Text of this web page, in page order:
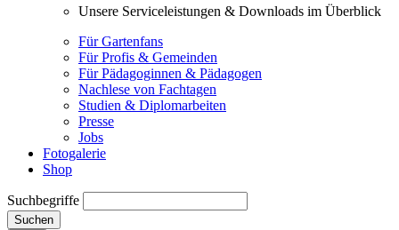
Unsere Serviceleistungen & Downloads im Überblick
Für Gartenfans
Für Profis & Gemeinden
Für Pädagoginnen & Pädagogen
Nachlese von Fachtagen
Studien & Diplomarbeiten
Presse
Jobs
Fotogalerie
Shop
Suchbegriffe
Suchen